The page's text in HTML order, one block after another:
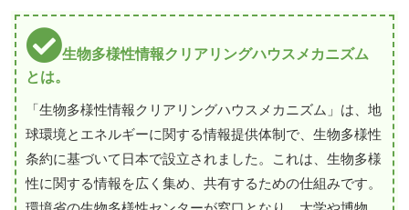
生物多様性情報クリアリングハウスメカニズム
とは。
「生物多様性情報クリアリングハウスメカニズム」は、地
球環境とエネルギーに関する情報提供体制で、生物多様性
条約に基づいて日本で設立されました。これは、生物多様
性に関する情報を広く集め、共有するための仕組みです。